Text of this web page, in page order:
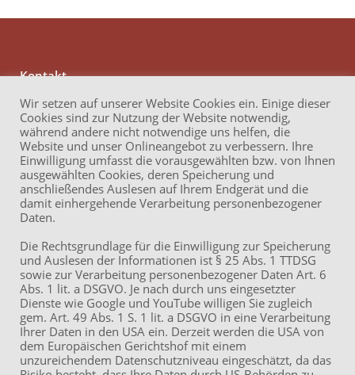
Kontakt
Anwaltskanzlei Reichert
Brüder-Grimm-Straße 13
60314 Frankfurt am Main
Telefon: +49 69 17 32 62 740
Mail: info (at ) akvr.de
LinkedIn
Impressum
ÖPNV
U7, Bus 32: Station
Habsburgerallee
Straßenbahn 14: Station
Habsburgerallee /
Wir setzen auf unserer Website Cookies ein. Einige dieser
Cookies sind zur Nutzung der Website notwendig,
während andere nicht notwendige uns helfen, die
Website und unser Onlineangebot zu verbessern. Ihre
Einwilligung umfasst die vorausgewählten bzw. von Ihnen
ausgewählten Cookies, deren Speicherung und
anschließendes Auslesen auf Ihrem Endgerät und die
damit einhergehende Verarbeitung personenbezogener
Daten.
Die Rechtsgrundlage für die Einwilligung zur Speicherung
und Auslesen der Informationen ist § 25 Abs. 1 TTDSG
sowie zur Verarbeitung personenbezogener Daten Art. 6
Abs. 1 lit. a DSGVO. Je nach durch uns eingesetzter
Dienste wie Google und YouTube willigen Sie zugleich
gem. Art. 49 Abs. 1 S. 1 lit. a DSGVO in eine Verarbeitung
Ihrer Daten in den USA ein. Derzeit werden die USA von
dem Europäischen Gerichtshof mit einem
unzureichendem Datenschutzniveau eingeschätzt, da das